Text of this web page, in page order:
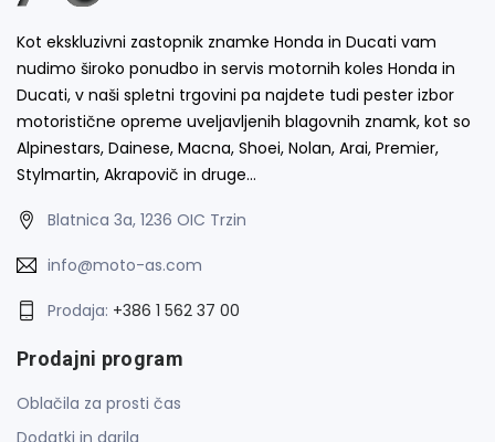
Kot ekskluzivni zastopnik znamke Honda in Ducati vam
nudimo široko ponudbo in servis motornih koles Honda in
Ducati, v naši spletni trgovini pa najdete tudi pester izbor
motoristične opreme uveljavljenih blagovnih znamk, kot so
Alpinestars, Dainese, Macna, Shoei, Nolan, Arai, Premier,
Stylmartin, Akrapovič in druge…
Blatnica 3a, 1236 OIC Trzin
info@moto-as.com
Prodaja: +386 1 562 37 00
Prodajni program
Oblačila za prosti čas
Dodatki in darila